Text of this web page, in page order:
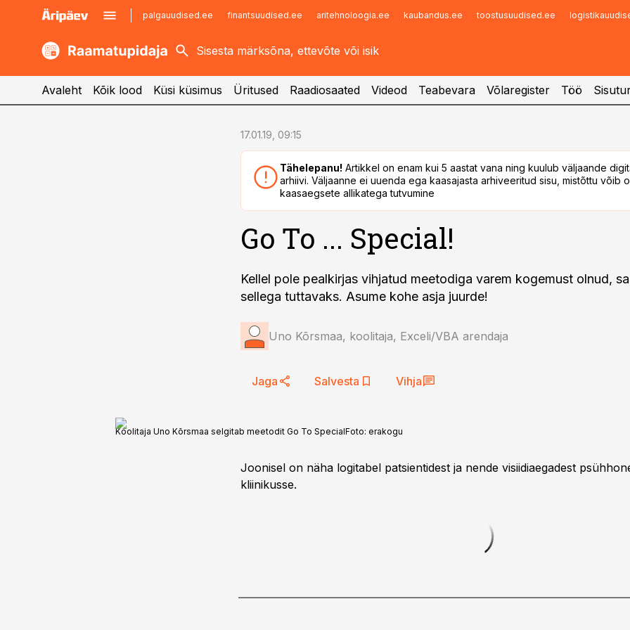
palgauudised.ee finantsuudised.ee aritehnoloogia.ee kaubandus.ee toostusuudised.ee
kaubandus.ee
kinnisvarauudised.ee
imelineajalugu.ee
Infopank
Avaleht Kõik lood Küsi küsimus Üritused Raadiosaated Videod Teabevara Võlaregister Töö
17.01.19, 09:15
Tähelepanu! Artikkel on enam kui 5 aastat vana ning kuulub väljaande
arhiivi. Väljaanne ei uuenda ega kaasajasta arhiveeritud sisu, mistõttu võib
kaasaegsete allikatega tutvumine
Go To ... Special!
Kellel pole pealkirjas vihjatud meetodiga varem kogemust olnud,
sellega tuttavaks. Asume kohe asja juurde!
Uno Kõrsmaa, koolitaja, Exceli/VBA arendaja
Jaga Salvesta Vihja
Koolitaja Uno Kõrsmaa selgitab meetodit Go To SpecialFoto: erakogu
Joonisel on näha logitabel patsientidest ja nende visiidiaegadest
kliinikusse.